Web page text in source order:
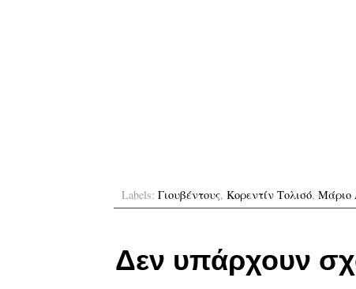
Labels: Γιουβέντους, Κορεντίν Τολισό, Μάριο
Δεν υπάρχουν